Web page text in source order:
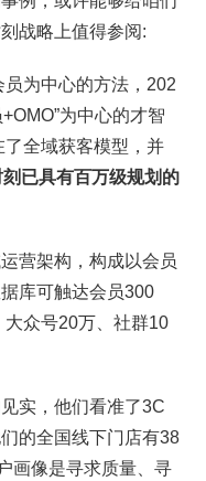
战略上值得参阅:
员为中心的方法，202
为中心的才智
全域获客模型，并
刻已具有百万级规划的
营架构，构成以会员
库可触达会员300
众号20万、社群10
实，他们看准了3C
的全国线下门店有38
画像是寻求质量、寻